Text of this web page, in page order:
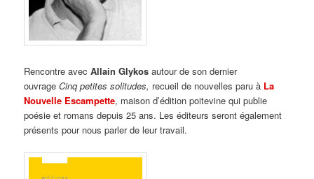
Rencontre avecAllain Glykos autour de son dernier
ouvrageCinq petites solitudes, recueil de nouvelles paru à La
Nouvelle Escampette, maison d’édition poitevine qui publie
poésie et romans depuis 25 ans. Les éditeurs seront également
présents pour nous parler de leur travail.